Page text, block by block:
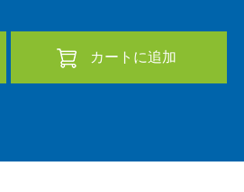
カートに追加